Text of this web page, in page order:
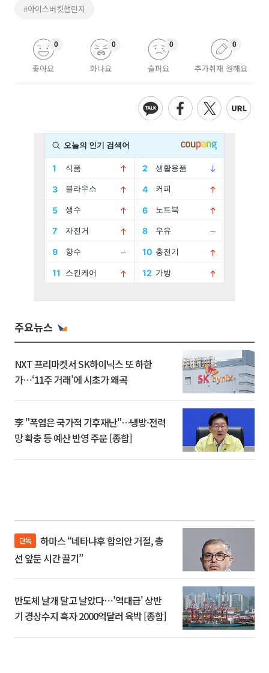
#아이스버킷챌린지
좋아요
0
화나요
0
슬퍼요
0
추가취재 원해요
0
주요뉴스
NXT 프리마켓서 SK하이닉스 또 하한
가⋯‘11주 거래’에 시초가 왜곡
李 "폭염은 국가적 기후재난"…냉방·전력
망 확충 등 예산 반영 주문 [종합]
단독
선 앞둔 시간 끌기”
반도체 날개 달고 날았다⋯'역대급' 상반
기 경상수지 흑자 2000억달러 육박 [종합]